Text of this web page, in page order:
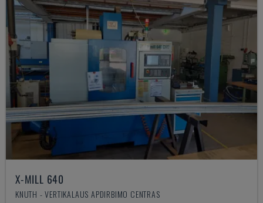
X-MILL 640
KNUTH - VERTIKALAUS APDIRBIMO CENTRAS